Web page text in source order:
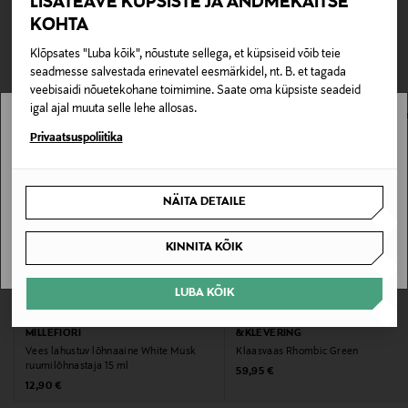
KOHTA
Klõpsates "Luba kõik", nõustute sellega, et küpsiseid võib teie
seadmesse salvestada erinevatel eesmärkidel, nt. B. et tagada
veebisaidi nõuetekohane toimimine. Saate oma küpsiste seadeid
igal ajal muuta selle lehe allosas.
Privaatsuspoliitika
NÄITA DETAILE
KINNITA KÕIK
LUBA KÕIK
sooja ja sügava koosluse.
Tootenumber
177852495
Eriomadused
Lõhna intensiivsust saab reguleerida lõhnapulkade
arvu suurendades või vähendades.
Värv
980 WHITE
Suurus
Tarnimine pakiautomaati või postkontorisse
TEISED KLIENDID
VAATASID KA
MILLEFIORI
Vees lahustuv lõhnaaine White Musk
ruumilõhnastaja 15 ml
Original Price
12,90 €
&KLEVERING
Klaasvaas Rhombic Green
Original Price
59,95 €
Stockmann pole Sinu riigis saadaval.
SAAN ARU